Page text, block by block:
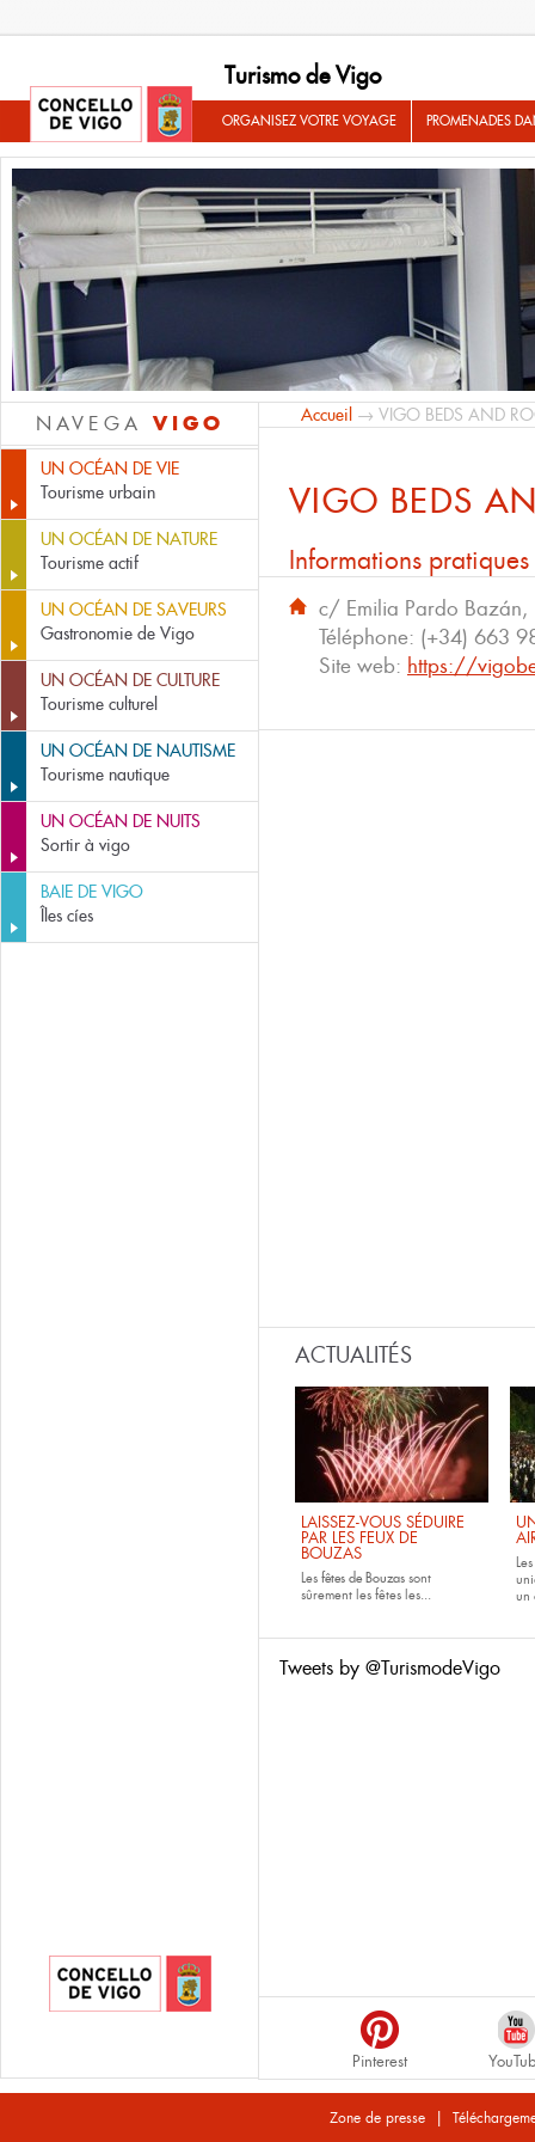
Turismo de Vigo
ORGANISEZ VOTRE VOYAGE PROMENADES
NAVEGA VIGO
UN OCÉAN DE VIE
Tourisme urbain
UN OCÉAN DE NATURE
Tourisme actif
UN OCÉAN DE SAVEURS
Gastronomie de Vigo
UN OCÉAN DE CULTURE
Tourisme culturel
UN OCÉAN DE NAUTISME
Tourisme nautique
UN OCÉAN DE NUITS
Sortir à vigo
BAIE DE VIGO
Îles cíes
Accueil → VIGO BEDS AND
VIGO BEDS
Informations pratiques
c/ Emilia Pardo Bazán,
Téléphone: (+34) 663
Site web: https://
ACTUALITÉS
LAISSEZ-VOUS SÉDUIRE
PAR LES FEUX DE
BOUZAS
Les fêtes de Bouzas sont
sûrement les fêtes les...
Les
un
Tweets by @TurismodeVigo
Pinterest
Zone de presse |